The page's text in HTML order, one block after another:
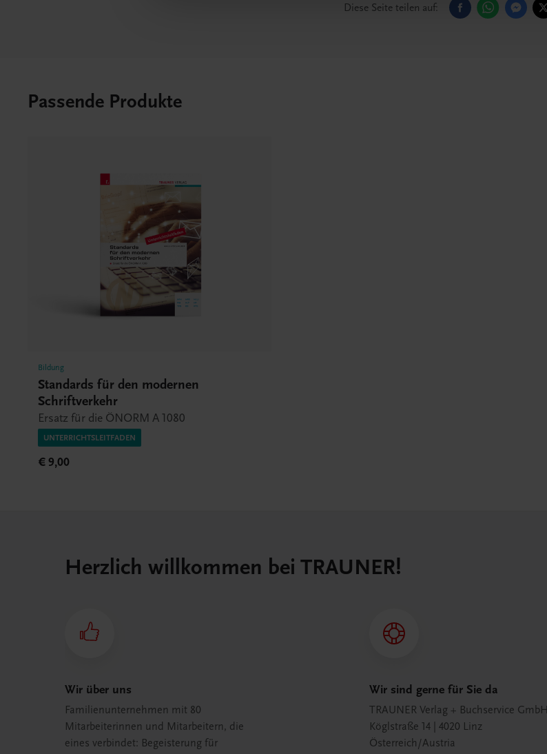
Diese Seite teilen auf:
Passende Produkte
Bildung
Standards für den modernen
Schriftverkehr
Ersatz für die ÖNORM A 1080
UNTERRICHTSLEITFADEN
€ 9,00
Herzlich willkommen bei TRAUNER!
Wir über uns
Familienunternehmen mit 80
Mitarbeiterinnen und Mitarbeitern, die
eines verbindet: Begeisterung für
Wir sind gerne für Sie da
TRAUNER Verlag + Buchservice GmbH
Köglstraße 14 | 4020 Linz
Österreich/Austria